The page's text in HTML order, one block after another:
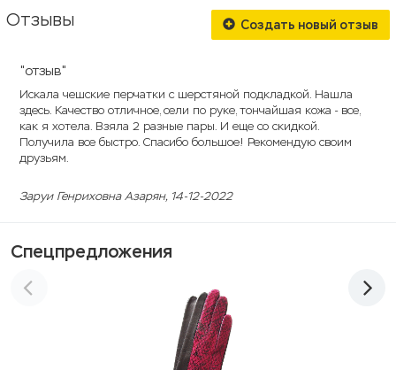
Отзывы Создать новый отзыв
"отзыв"
Искала чешские перчатки с шерстяной подкладкой. Нашла
здесь. Качество отличное, сели по руке, тончайшая кожа - все,
как я хотела. Взяла 2 разные пары. И еще со скидкой.
Получила все быстро. Спасибо большое! Рекомендую своим
друзьям.
Заруи Генриховна Азарян, 14-12-2022
Спецпредложения